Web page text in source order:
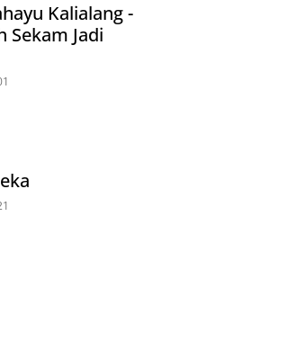
Kalialang -
Sekam Jadi